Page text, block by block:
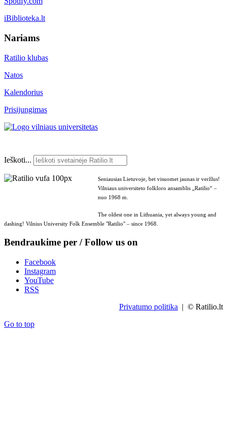
iBiblioteka.lt
Nariams
Ratilio klubas
Natos
Kalendorius
Prisijungimas
Ieškoti...
Seniausias Lietuvoje, bet visuomet jaunas ir veržlus!
Vilniaus universiteto folkloro ansamblis „Ratilio“ –
nuo 1968 m.
The oldest one in Lithuania, yet always young and
dashing! Vilnius University Folk Ensemble "Ratilio" – since 1968.
Bendraukime per / Follow us on
Facebook
Instagram
YouTube
RSS
Privatumo politika | © Ratilio.lt
Go to top